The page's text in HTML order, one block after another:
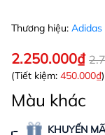
Thương hiệu: Adidas
2.250.000₫
(Tiết kiệm: 450.000₫)
Màu khác
KHUYẾN